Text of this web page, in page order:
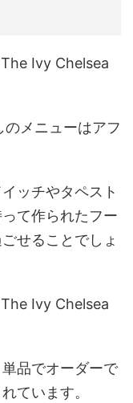
メニューはアフ
ッチやタペスト
て作られたフー
せることでしょ
品でオーダーで
ています。